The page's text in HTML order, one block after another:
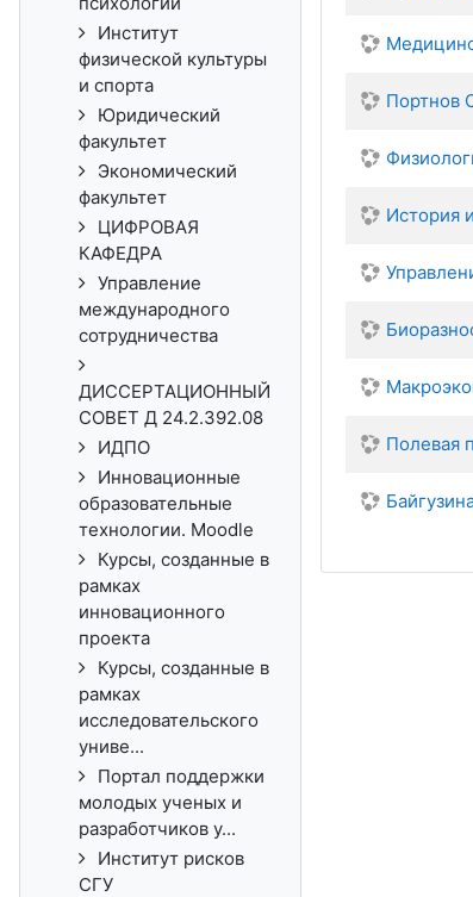
Портнов
История
Полевая
Институт
физической культуры
и спорта
Юридический
факультет
Экономический
факультет
ЦИФРОВАЯ
КАФЕДРА
Управление
международного
сотрудничества
ДИССЕРТАЦИОННЫЙ
СОВЕТ Д 24.2.392.08
ИДПО
Инновационные
образовательные
технологии. Moodle
Курсы, созданные в
рамках
инновационного
проекта
Курсы, созданные в
рамках
исследовательского
униве...
Портал поддержки
молодых ученых и
разработчиков у...
Институт рисков
СГУ